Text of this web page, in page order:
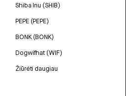
Shiba Inu (SHIB)
PEPE (PEPE)
BONK (BONK)
Dogwifhat (WIF)
Žiūrėti daugiau